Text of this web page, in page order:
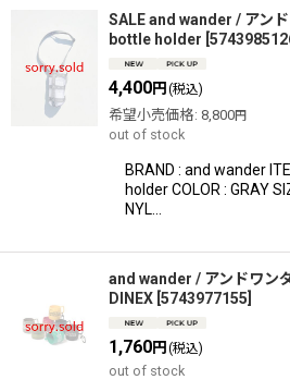
SALE and wander / アン
bottle holder
4,400円 (税込)
希望小売価格: 8,800円
out of stock
BRAND : and wander
holder COLOR : GRAY
NYL…
and wander / アンドワン
DINEX 5743977155
1,760円 (税込)
out of stock